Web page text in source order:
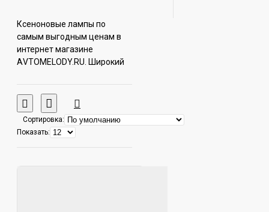
Ксеноновые лампы по
самым выгодным ценам в
интернет магазине
АVTOMELODY.RU. Широкий
ознакомиться с ценами,
отзывами, фотографиями и
подробными
характеристиками товаров.
Сортировка:
Показать: